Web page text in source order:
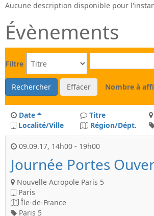
Aucune description disponible pour
Évènements
Filtre
Rechercher Effacer Nombre à
Date Titre
Localité/Ville
Région/Dépt.
09.09.17, 14h00 - 19h00
Journée Portes
Nouvelle Acropole Paris 5
Paris
Île-de-France
Paris 5